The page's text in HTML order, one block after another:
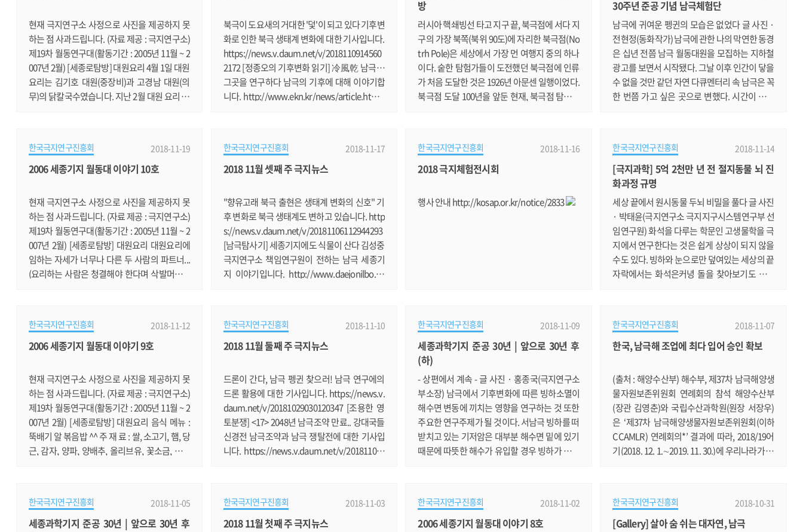
단하여 밤이 깊어가도록 술잔이 오고 갔습니다.
요리를 하고 있는 두 대.......
럼' 내달 7일 개최 북극권 국가 관계자 등 300여
명이 참석하는 '북극써클 한국포럼'이 12월 7일
부.......
총장의 연설이 이어진다. 포럼에는 북극권 국가
정부 관계자 및 국내외 북극 관련 기업‧연구기
관 관계자 등 약 300명이 참.......
현재 극지연구소 사정으로 사진을 제공하지 못
하는 점 사과드립니다. (자료 제공 : 극지연구소)
제19차 월동연구대(활동기간 : 2005년 11월 ~ 2
007년 2월) [세종로탐방] 대원요리 4월 1일 대원
요리는 김기호 대원(중장비)과 고경남 대원(의
무)의 닭칼국수였습니다. 지난 2월 대원 요리 때
먹고 싶다는 여러 대원의 간곡한 바램을 고려해
서 닭칼국수로 메뉴를 결정하게 됐습니다. 자원
고, 예쁘게 면을 썰었습니다. 지질담당 권창우 대
원도 옆에서 도왔다고 주.......
북극이 도요새의 거대한 '덫'이 되고 있다 기후변
화로 인한 북극 생태계 변화에 대한 기사입니다.
https://news.v.daum.net/v/2018110914560
2172 [정종오의 기후변화 읽기] 冷風乾 남극…
그곳을 연구하다 남극의 기후에 대해 이야기합
니다. http://www.ekn.kr/news/article.html?
역설했습니다. https://news.v.daum.net/v/20
181118190802390 바렌츠의 꿈: 북극항로와 환
사입니다. http://www.kookje.co.kr/news201
1/asp/newsbody.asp?code=0500&key=20
1.......
방
러시아 핵쇄빙선 타고 지구 끝, 북극점에 서다 지
구의 가장 북쪽(북위 90도)에 자리한 북극점(No
trh Pole)은 세상에서 가장 먼 여행지 중의 하나
이다. 숱한 탐험가들이 도전했던 북극점에 인류
가 처음 도달한 것은 1926년 아문센 일행이었다.
북극점 도달 100년을 앞둔 현재, 북극점 탐사도
김완수 펭귄작가의 여행기를 싣는다. 북극점 탐
방루트 글 사진 · 김완수(극지방 전문 여행가) 핀
군사항인 무르만스크(Murmansk)까지 비행기
로 간 후, 그곳에서 러.......
30주년 준공 기념 남극체험단
남극에 귀여운 펭귄의 모습은 없었다 글 사진 ·
전현정(동화작가) 남극에 관한 나의 막연한 동경
은 십년 전쯤 남극 월동대원을 모집하는 지하철
광고를 보면서 시작됐다. 그날 이후 인간이 닿을
수 없을 것만 같던 자연 다큐멘터리 속 남극은 꼭
한 번쯤 가고 싶은 곳으로 변했다. 시간이 흘러
고를 본 나는 덜컥 지원서를 냈다. 우주의 좋은
기운들이 순간 한곳으로 모인 탓이었을까 믿기
지 않지만 3번의 심사를 거쳐 나는 남극 체험단
으로 선발됐다. 십년 전 지하철 광고에서 시작한
나의 남극의.......
한국극지연구진흥회 2018-11-19
2006 세종기지 월동대 이야기 10호
현재 극지연구소 사정으로 사진을 제공하지 못
하는 점 사과드립니다. (자료 제공 : 극지연구소)
제19차 월동연구대(활동기간 : 2005년 11월 ~ 2
007년 2월) [세종로탐방] 대원요리 대원요리에
임하는 자세가 너무나 다른 두 사람의 파트너...
(요리하는 사람은 청결해야 한다며 삭발머리에
정민 대원)그들은 다름 아닌 “잘생긴 공무원
팀”입니다. 기지에 도착해서 처음으로 대원요리
시간이 돌아왔으니 벌써 8주가 지났습니다. 처
음에 돈까스 요리로 몇몇.......
한국극지연구진흥회 2018-11-17
2018 11월 셋째 주 극지뉴스
"향유고래 북극 출현은 생태계 변화의 신호" 기
후 변화로 북극 생태계도 변하고 있습니다. http
s://news.v.daum.net/v/20181106112944293
[남극탐사기] 세종기지에도 식물이 산다 김성중
극지연구소 책임연구원이 전하는 남극 세종기
지 이야기입니다. http://www.daejonilbo.co
s://news.v.daum.net/v/20181110120046004
얼음과 펭귄의 땅, 남극으로 간 진주사람 이영호
호씨 이야기입니다. http://www.dandinews.c
om/news/articleView.html?idxno=4280 그린
란드.......
한국극지연구진흥회 2018-11-16
2018 극지체험전시회
행사 안내 http://kosap.or.kr/notice/2833
한국극지연구진흥회 2018-11-14
[극지과학] 5억 2천만 년 전 절지동물 뇌 진
화과정 규명
세상 끝에서 원시동물 두뇌 비밀을 풀다 글 사진
· 박태윤(극지연구소 극지지구시스템연구부 선
임연구원) 화석을 다루는 학문인 고생물학을 극
지에서 연구한다는 것은 쉽게 상상이 되지 않을
수도 있다. 빙하와 눈으로만 덮여있는 세상의 끝
자락에서는 화석은커녕 돌을 찾아보기도 쉽지
않다. 다행히 우리나라의 세종기지가 있는 남극
반도 지역과 장보고기지가 있는 북빅토리아랜
역이기에 고생물학 연구가 어느 정도 가능하기
는 하다. 그에 반해 북극.......
한국극지연구진흥회 2018-11-12
2006 세종기지 월동대 이야기 9호
현재 극지연구소 사정으로 사진을 제공하지 못
하는 점 사과드립니다. (자료 제공 : 극지연구소)
제19차 월동연구대(활동기간 : 2005년 11월 ~ 2
007년 2월) [세종로탐방] 대원요리 음식 메뉴 :
뚝배기 알 볶음밥 ^^ 주 재 료 : 쌀, 소고기, 햄, 당
근, 감자, 양파, 양배추, 올리브유, 꽃소금, 후추
같군요. 그렇지만 불안하기도 하지요. 대원들의
맛의 평이 어떨까? 맛이 있다고 할까? 아니면 음
한국극지연구진흥회 2018-11-10
2018 11월 둘째 주 극지뉴스
드론이 간다, 남극 펭귄 찾으러! 남극 연구에의
드론 활용에 대한 기사입니다. https://news.v.
daum.net/v/20181029030120347 [조용한 영
토분쟁] <17> 2048년 남극조약 만료.. 강대국들
신경전 남극조약과 남극 쟁탈전에 대한 기사입
니다. https://news.v.daum.net/v/201811021
v.daum.net/v/20181103171427500 한국, 남
극해 조업에 최다 입어 승인 확보 한국이 남극해
한국극지연구진흥회 2018-11-09
세종과학기지 준공 30년 | 앞으로 30년 후
(하)
- 상편에서 계속 - 글 사진 · 홍종국(극지연구소
부소장) 남극에서 기후변화에 따른 빙하소멸이
해수면 변동에 끼치는 영향을 연구하는 것 또한
주요한 연구주제가 될 것이다. 서남극 빙하를 떠
받치고 있는 기저암은 대부분 해수면 밑에 있기
때문에 따뜻한 해수가 유입할 경우 빙하가 급속
행속도를 정확하게 관측하고 이에 따른 해수면
상승효과가 어느 정도 되는지를 평가하는 것이
한국극지연구진흥회 2018-11-07
한국, 남극해 조업에 최다 입어 승인 확보
(출처 : 해양수산부) 해수부, 제37차 남극해양생
물자원보존위원회 연례회의 참석 해양수산부
(장관 김영춘)와 국립수산과학원(원장 서장우)
은 ‘제37차 남극해양생물자원보존위원회(이하
CCAMLR) 연례회의*’ 결과에 따라, 2018/19어
기(2018. 12. 1.∼2019. 11. 30.)에 우리나라가 남
tion of Antarctic Marine Living Resources):
남극해 수역의 해양생물자원을 보존하고, 합리
한국극지연구진흥회 2018-11-05
세종과학기지 준공 30년 | 앞으로 30년 후
한국극지연구진흥회 2018-11-03
2018 11월 첫째 주 극지뉴스
한국극지연구진흥회 2018-11-02
2006 세종기지 월동대 이야기 8호
한국극지연구진흥회 2018-10-31
[Gallery] 살아 숨 쉬는 대자연, 남극